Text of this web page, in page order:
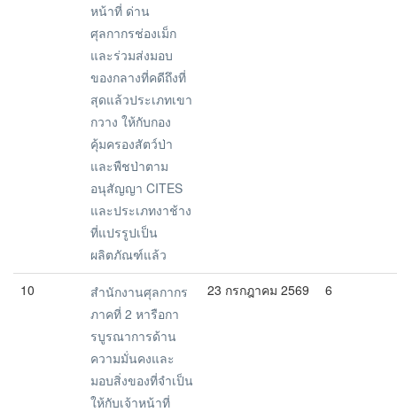
หน้าที่ ด่าน
ศุลกากรช่องเม็ก
และร่วมส่งมอบ
ของกลางที่คดีถึงที่
สุดแล้วประเภทเขา
กวาง ให้กับกอง
คุ้มครองสัตว์ป่า
และพืชป่าตาม
อนุสัญญา CITES
และประเภทงาช้าง
ที่แปรรูปเป็น
ผลิตภัณฑ์แล้ว
10
สำนักงานศุลกากร
ภาคที่ 2 หารือกา
รบูรณาการด้าน
ความมั่นคงและ
มอบสิ่งของที่จำเป็น
ให้กับเจ้าหน้าที่
23 กรกฎาคม 2569 6